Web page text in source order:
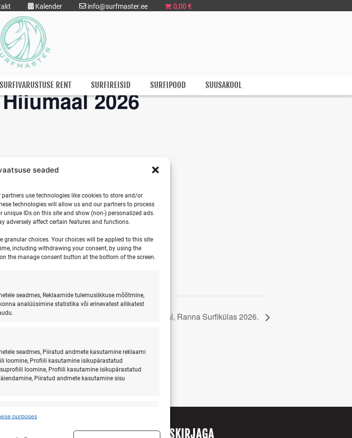
seaded
partners use technologies like cookies to store and/or
technologies will allow us and our partners to process
IDs on this site and show (non-) personalized ads.
adversely affect certain features and functions.
granular choices. Your choices will be applied to this site
including withdrawing your consent, by using the
the manage consent button at the bottom of the screen.
seadmes, Reklaamide tulemuslikkuse mõõtmine,
analüüsimine statistika või erinevatest allikatest
seadmes, Piiratud andmete kasutamine reklaami
loomine, Profiili kasutamine isikupärastatud
loomine, Profiili kasutamine isikupärastatud
Piiratud andmete kasutamine sisu
edastatud andmete põhjal.
purposes
Kalender info@surfmaster.ee 0,00 €
SURFIVARUSTUSE RENT SURFIREISID SURFIPOOD SUUSAKOOL
2026
Jooga & aerusurfi matk Hiiumaal, Ranna Surfikülas 2026.
LIITU UUDISKIRJAGA